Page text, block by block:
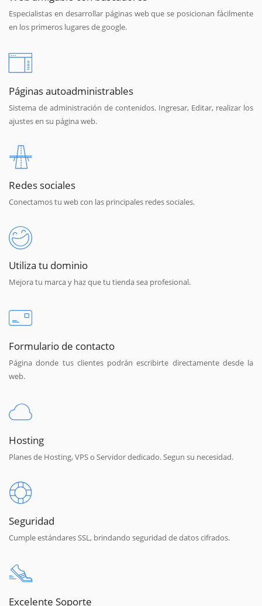
Especialistas en desarrollar páginas web que se posicionan fácilmente
en los primeros lugares de google.
Páginas autoadministrables
Sistema de administración de contenidos. Ingresar, Editar, realizar los
ajustes en su página web.
Redes sociales
Conectamos tu web con las principales redes sociales.
Utiliza tu dominio
Mejora tu marca y haz que tu tienda sea profesional.
Formulario de contacto
Página donde tus clientes podrán escribirte directamente desde la
web.
Hosting
Planes de Hosting, VPS o Servidor dedicado. Segun su necesidad.
Seguridad
Cumple estándares SSL, brindando seguridad de datos cifrados.
Excelente Soporte